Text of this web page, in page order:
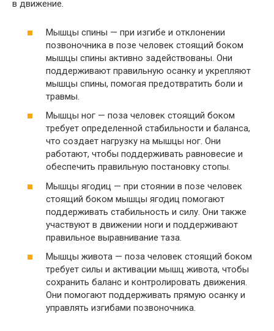
в движение.
Мышцы спины — при изгибе и отклонении
позвоночника в позе человек стоящий боком
мышцы спины активно задействованы. Они
поддерживают правильную осанку и укрепляют
мышцы спины, помогая предотвратить боли и
травмы.
Мышцы ног — поза человек стоящий боком
требует определенной стабильности и баланса,
что создает нагрузку на мышцы ног. Они
работают, чтобы поддерживать равновесие и
обеспечить правильную постановку стопы.
Мышцы ягодиц — при стоянии в позе человек
стоящий боком мышцы ягодиц помогают
поддерживать стабильность и силу. Они также
участвуют в движении ноги и поддерживают
правильное выравнивание таза.
Мышцы живота — поза человек стоящий боком
требует силы и активации мышц живота, чтобы
сохранить баланс и контролировать движения.
Они помогают поддерживать прямую осанку и
управлять изгибами позвоночника.